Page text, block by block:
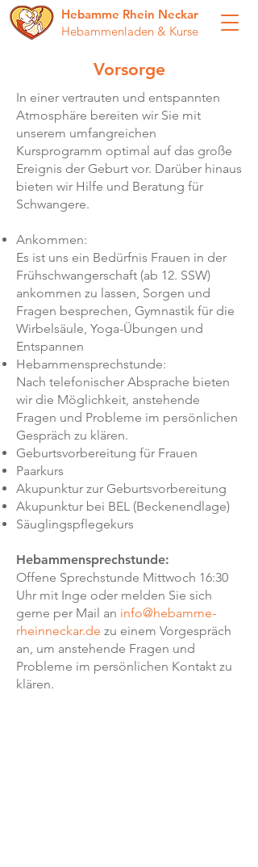
Hebamme Rhein Neckar
Hebammenladen & Kurse
Vorsorge
In einer vertrauten und entspannten
Atmosphäre bereiten wir Sie mit
unserem umfangreichen
Kursprogramm optimal auf das große
Ereignis der Geburt vor. Darüber hinaus
bieten wir Hilfe und Beratung für
Schwangere.
Ankommen:
Es ist uns ein Bedürfnis Frauen in der
Frühschwangerschaft (ab 12. SSW)
ankommen zu lassen, Sorgen und
Fragen besprechen, Gymnastik für die
Wirbelsäule, Yoga-Übungen und
Entspannen
Hebammensprechstunde:
Nach telefonischer Absprache bieten
wir die Möglichkeit, anstehende
Fragen und Probleme im persönlichen
Gespräch zu klären.
Geburtsvorbereitung für Frauen
Paarkurs
Akupunktur zur Geburtsvorbereitung
Akupunktur bei BEL (Beckenendlage)
Säuglingspflegekurs
Hebammensprechstunde:
Offene Sprechstunde Mittwoch 16:30
Uhr mit Inge oder melden Sie sich
gerne per Mail an info@hebamme-
rheinneckar.de zu einem Vorgespräch
an, um anstehende Fragen und
Probleme im persönlichen Kontakt zu
klären.